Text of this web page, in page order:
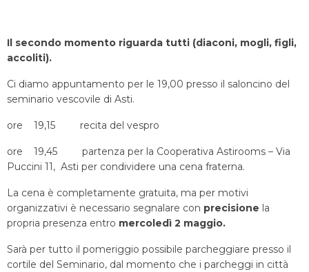
Il secondo momento riguarda tutti (diaconi, mogli, figli,
accoliti).
Ci diamo appuntamento per le 19,00 presso il saloncino del
seminario vescovile di Asti.
ore 19,15 recita del vespro
ore 19,45 partenza per la Cooperativa Astirooms – Via
Puccini 11, Asti per condividere una cena fraterna.
La cena è completamente gratuita, ma per motivi
organizzativi è necessario segnalare con precisione la
propria presenza entro mercoledì 2 maggio.
Sarà per tutto il pomeriggio possibile parcheggiare presso il
cortile del Seminario, dal momento che i parcheggi in città